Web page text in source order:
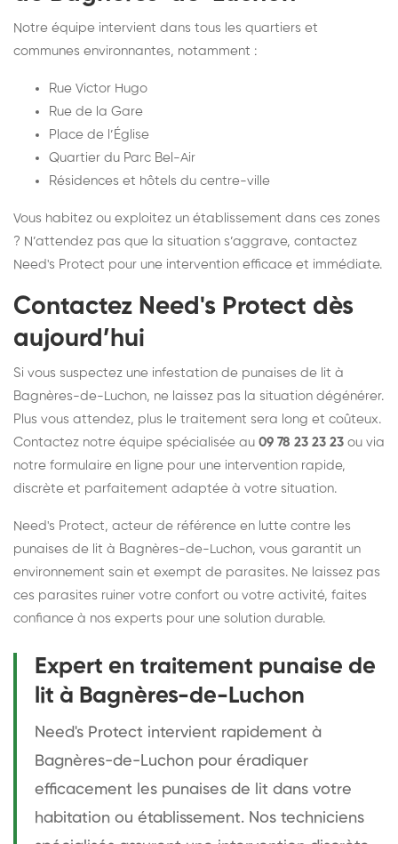
Notre équipe intervient dans tous les quartiers et
communes environnantes, notamment :
Rue Victor Hugo
Rue de la Gare
Place de l’Église
Quartier du Parc Bel-Air
Résidences et hôtels du centre-ville
Vous habitez ou exploitez un établissement dans ces zones
? N’attendez pas que la situation s’aggrave, contactez
Need's Protect pour une intervention efficace et immédiate.
Contactez Need's Protect dès
aujourd’hui
Si vous suspectez une infestation de punaises de lit à
Bagnères-de-Luchon, ne laissez pas la situation dégénérer.
Plus vous attendez, plus le traitement sera long et coûteux.
Contactez notre équipe spécialisée au 09 78 23 23 23 ou via
notre formulaire en ligne pour une intervention rapide,
discrète et parfaitement adaptée à votre situation.
Need's Protect, acteur de référence en lutte contre les
punaises de lit à Bagnères-de-Luchon, vous garantit un
environnement sain et exempt de parasites. Ne laissez pas
ces parasites ruiner votre confort ou votre activité, faites
confiance à nos experts pour une solution durable.
Expert en traitement punaise de
lit à Bagnères-de-Luchon
Need's Protect intervient rapidement à
Bagnères-de-Luchon pour éradiquer
efficacement les punaises de lit dans votre
habitation ou établissement. Nos techniciens